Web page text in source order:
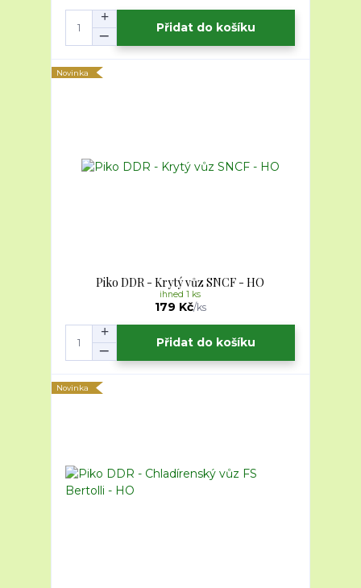
Přidat do košíku
Novinka
Piko DDR - Krytý vůz SNCF - HO
179 Kč/ks
ihned 1 ks
Přidat do košíku
Novinka